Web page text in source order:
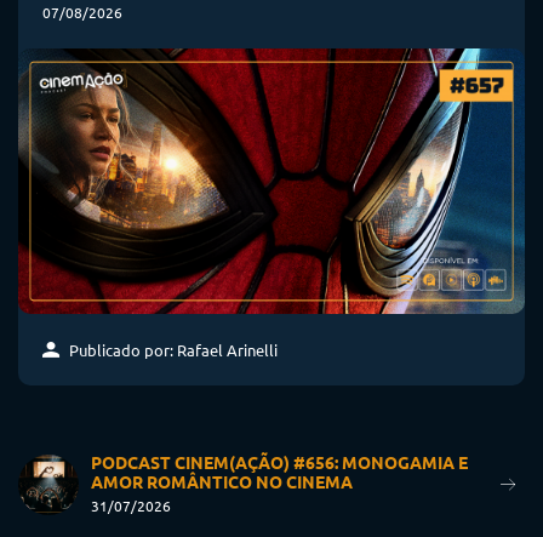
07/08/2026
Publicado por: Rafael Arinelli
PODCAST CINEM(AÇÃO) #656: MONOGAMIA E
AMOR ROMÂNTICO NO CINEMA
31/07/2026